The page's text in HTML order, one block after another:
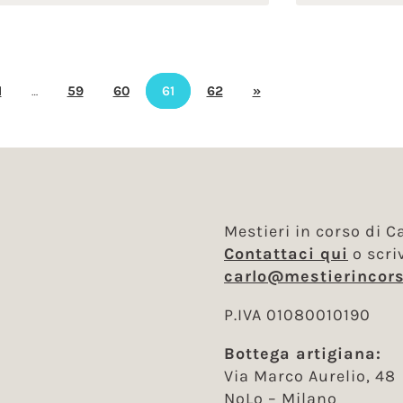
… 59 60 61 62 »
Mestieri in corso di
Contattaci qui o
P.IVA 01080010190
Bottega artigiana:
Via Marco Aurelio, 48
NoLo – Milano